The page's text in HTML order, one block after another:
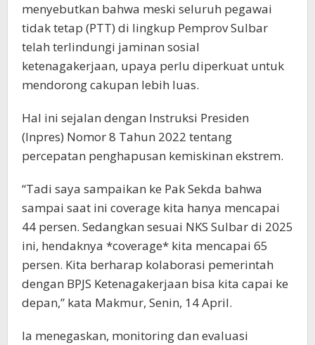
menyebutkan bahwa meski seluruh pegawai
tidak tetap (PTT) di lingkup Pemprov Sulbar
telah terlindungi jaminan sosial
ketenagakerjaan, upaya perlu diperkuat untuk
mendorong cakupan lebih luas.
Hal ini sejalan dengan Instruksi Presiden
(Inpres) Nomor 8 Tahun 2022 tentang
percepatan penghapusan kemiskinan ekstrem.
“Tadi saya sampaikan ke Pak Sekda bahwa
sampai saat ini coverage kita hanya mencapai
44 persen. Sedangkan sesuai NKS Sulbar di 2025
ini, hendaknya *coverage* kita mencapai 65
persen. Kita berharap kolaborasi pemerintah
dengan BPJS Ketenagakerjaan bisa kita capai ke
depan,” kata Makmur, Senin, 14 April.
Ia menegaskan, monitoring dan evaluasi